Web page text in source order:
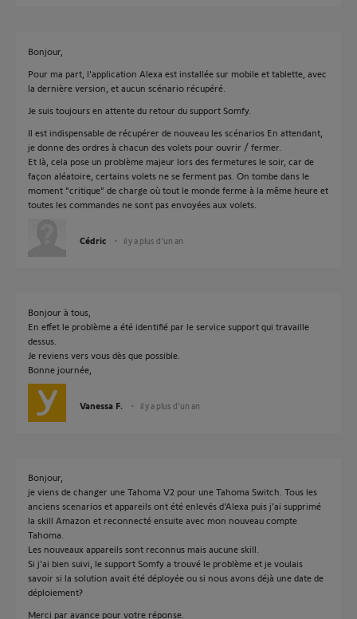
Bonjour,
Pour ma part, l'application Alexa est installée sur mobile et tablette, avec
la dernière version, et aucun scénario récupéré.
Je suis toujours en attente du retour du support Somfy.
Il est indispensable de récupérer de nouveau les scénarios En attendant,
je donne des ordres à chacun des volets pour ouvrir / fermer.
Et là, cela pose un problème majeur lors des fermetures le soir, car de
façon aléatoire, certains volets ne se ferment pas. On tombe dans le
moment "critique" de charge où tout le monde ferme à la même heure et
toutes les commandes ne sont pas envoyées aux volets.
Cédric il y a plus d'un an
Bonjour à tous,
En effet le problème a été identifié par le service support qui travaille
dessus.
Je reviens vers vous dès que possible.
Bonne journée,
Vanessa F. il y a plus d'un an
Bonjour,
je viens de changer une Tahoma V2 pour une Tahoma Switch. Tous les
anciens scenarios et appareils ont été enlevés d'Alexa puis j'ai supprimé
la skill Amazon et reconnecté ensuite avec mon nouveau compte
Tahoma.
Les nouveaux appareils sont reconnus mais aucune skill.
Si j'ai bien suivi, le support Somfy a trouvé le problème et je voulais
savoir si la solution avait été déployée ou si nous avons déjà une date de
déploiement?
Merci par avance pour votre réponse.